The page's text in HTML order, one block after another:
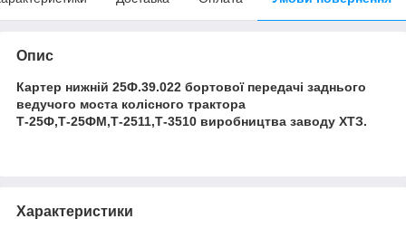
Опис
Картер нижній 25Ф.39.022 бортової передачі заднього
ведучого моста колісного трактора
Т-25Ф,Т-25ФМ,Т-2511,Т-3510 виробництва заводу ХТЗ.
Характеристики